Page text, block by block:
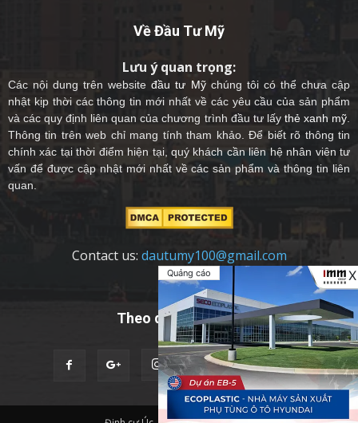
Quảng cáo X
Về Đầu Tư Mỹ
Lưu ý quan trọng:
Các nội dung trên websiteđầu tư Mỹchúng tôi có thể chưa cập
nhật kịp thời các thông tin mới nhất về các yêu cầu của sản phẩm
và các quy định liên quan của chương trình đầu tư lấy thẻ xanh mỹ
Thông tin trên web chỉ mang tính tham khảo. Để biết rõ thông tin
chính xác tại thời điểm hiện tại, quý khách cần liên hệ nhân viên tư
vấn để được cập nhật mới nhất về các sản phẩm và thông tin liên
quan.
Contact us: dautumy100@gmail.com
Theo dõi chúng tôi